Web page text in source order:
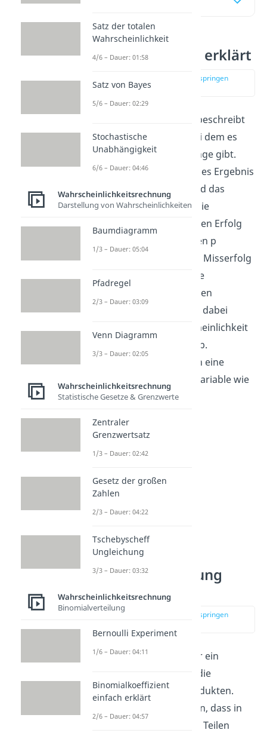
Bernoulli einfach erklärt
zur Stelle im Video springen
(00:11)
beschreibt
einZufallsexperiment
, bei dem es
nur zwei mögliche Ausgänge gibt.
Meistens wird ein mögliches Ergebnis
als „Erfolg“ bezeichnet und das
andere als „Misserfolg“. Die
Wahrscheinlichkeit für einen Erfolg
wird durch den Buchstaben p
beschrieben, die für einen Misserfolg
mit dem Buchstaben q. Die
Wahrscheinlichkeit für einen
Misserfolg berechnet sich dabei
einfach als Gegenwahrscheinlichkeit
für einen Erfolg, also q=1-p.
Mathematisch drückt man eine
bernoulli-verteilte Zufallsvariable wie
folgt aus:
Bernoulli Verteilung
Beispiel
zur Stelle im Video springen
Ein alltägliches Beispiel für ein
ist die
Qualitätsprüfung von Produkten.
Man kann davon ausgehen, dass in
etwa 2% der hergestellten Teilen
Satz der totalen
Wahrscheinlichkeit
4/6 – Dauer: 01:58
Satz von Bayes
5/6 – Dauer: 02:29
Stochastische
Unabhängigkeit
6/6 – Dauer: 04:46
Wahrscheinlichkeitsrechnung
Darstellung von Wahrscheinlichkeiten
Baumdiagramm
1/3 – Dauer: 05:04
Pfadregel
2/3 – Dauer: 03:09
Venn Diagramm
3/3 – Dauer: 02:05
Wahrscheinlichkeitsrechnung
Statistische Gesetze & Grenzwerte
Zentraler
Grenzwertsatz
1/3 – Dauer: 02:42
Gesetz der großen
Zahlen
2/3 – Dauer: 04:22
Tschebyscheff
Ungleichung
3/3 – Dauer: 03:32
Wahrscheinlichkeitsrechnung
Binomialverteilung
Bernoulli Experiment
1/6 – Dauer: 04:11
Binomialkoeffizient
einfach erklärt
2/6 – Dauer: 04:57